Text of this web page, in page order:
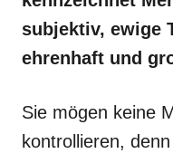
subjektiv, ewige
ehrenhaft und
Sie mögen keine
kontrollieren,